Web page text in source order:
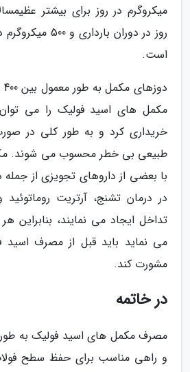
روز در دوران
است.
مکمل های اسید فولیک را می
خریداری کرد و به طور کلی در
طبیعی بی خطر محسوب می شوند.
با بعضی از داروهای تجویزی از جمله
در درمان تشنج، آرتریت
تداخل ایجاد می نمایند، بنابراین
می نماید باید قبل از مصرف
مشورت کند.
در خاتمه
مصرف مکمل های اسید فولیک به
و راهی مناسب برای حفظ سطح